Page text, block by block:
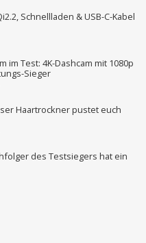
Schnellladen & USB-C-Kabel
im Test: 4K-Dashcam mit 1080p
Sieger
Haartrockner pustet euch
des Testsiegers hat ein